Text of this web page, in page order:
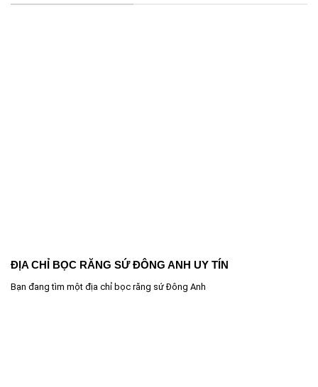
ĐỊA CHỈ BỌC RĂNG SỨ ĐÔNG ANH UY TÍN
Bạn đang tìm một địa chỉ bọc răng sứ Đông Anh